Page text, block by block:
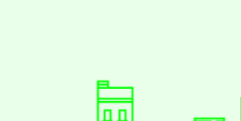
網站設計：Neil網站設計工坊
Xoops網站設計者：